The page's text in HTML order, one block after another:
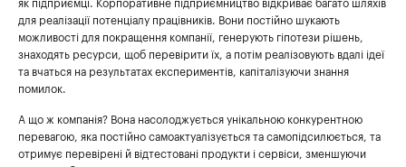
як підприємці. Корпоративне підприємництво відкриває багато шляхів
для реалізації потенціалу працівників. Вони постійно шукають
можливості для покращення компанії, генерують гіпотези рішень,
знаходять ресурси, щоб перевірити їх, а потім реалізовують вдалі ідеї
та вчаться на результатах експериментів, капіталізуючи знання
помилок.
А що ж компанія? Вона насолоджується унікальною конкурентною
перевагою, яка постійно самоактуалізується та самопідсилюється, та
отримує перевірені й відтестовані продукти і сервіси, зменшуючи